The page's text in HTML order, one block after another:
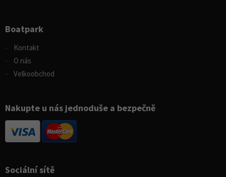
Sociální sítě
Boatpark
Kontakt
O nás
Velkoobchod
Nakupte u nás jednoduše a bezpečně